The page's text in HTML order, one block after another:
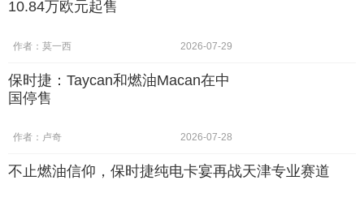
10.84万欧元起售
作者：莫一西 2026-07-29
保时捷：Taycan和燃油Macan在中
国停售
作者：卢奇 2026-07-28
不止燃油信仰，保时捷纯电卡宴再战天津专业赛道